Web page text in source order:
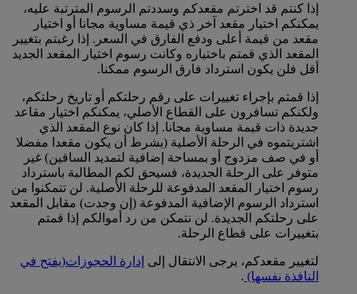
إذا كنتم قد اخترتم مقعدكم وسددتم الرسوم المترتبة عليه،
يمكنكم اختيار مقعد آخر ذي قيمة مساوية مجانا أو اختيار
مقعد من قيمة أعلى ودفع الفارق في السعر. إذا رغبتم بتغيير
المقعد الذي قمتم باختياره وكانت رسوم اختيار المقعد الجديد
أقل فلن يكون استرداد فارق الرسوم ممكنا.
إذا قمتم بإجراء تغييرات على رقم رحلتكم أو تاريخ رحلتكم،
ولكنكم تسافرون على القطاع الأصلي، يمكنكم اختيار مقاعد
جديدة ذات قيمة مساوية مجانا. إذا كان نوع المقعد الذي
اشتريتموه في الرحلة الأصلية (بشرط أن يكون مقعدا مفضلا
أو في صف مزدوج أو بمساحة إضافية لتمديد الساقين) غير
متوفر على الرحلة الجديدة، فسيحق لكم المطالبة باسترداد
رسوم اختيار المقعد المدفوعة للرحلة الأصلية. لن تتمكنوا من
استرداد الرسوم الإضافية المدفوعة (إن وجدت) مقابل المقعد
على رحلتكم الجديدة. لن نتمكن من رد أموالكم إذا قمتم
بتغييرات على قطاع الرحلة.
لتغيير مقعدكم، يرجى الانتقال إلى إدارة الحجوزات(يفتح في
النافذة نفسها) .